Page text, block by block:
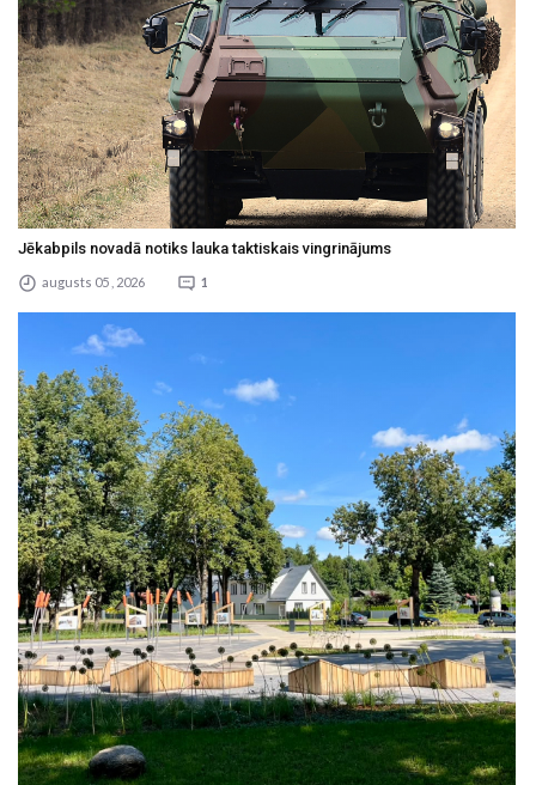
Jēkabpils novadā notiks lauka taktiskais vingrinājums
augusts 05 , 2026 1